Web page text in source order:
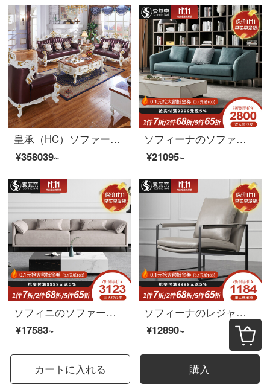
皇承（HC）ソファー欧式実木ソファリビング家具本革ソファ123セット827洋室の大型ソファーシングル+二人+四人【パールホワイト】
¥358039~
ソフィーナのソファ北欧の軽奢な科学技術布のソファーのミニチュアシンプルでモダンなスタイルのリビングルームの3人のダウンジャケットの布芸ソファーのシングル席
¥21095~
ソフィニのソファーの科学技術布のソファーは現代簡単で、布芸のソファーは豪華で、ソファーの意味があります。
¥17583~
ソフィーナのレジャーチェアのシングルチェア北欧の近代的な寝室のリビングルームのソファチェアのシンプルなシングルのレジャーチェア
¥12890~
カートに入れる 購入